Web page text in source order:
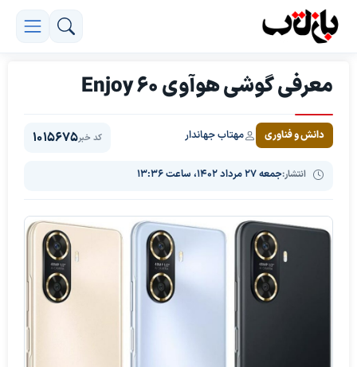
معرفی گوشی هوآوی Enjoy 60
دانش و فناوری مهتاب جهاندار
انتشار:جمعه ۲۷ مرداد ۱۴۰۲، ساعت ۱۳:۳۶
کد خبر1015675